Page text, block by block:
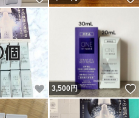
いいね！
3,500円